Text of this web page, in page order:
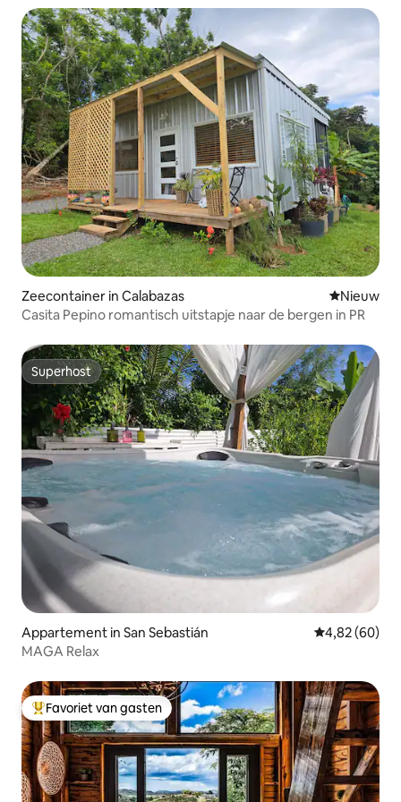
Zeecontainer in Calabazas Nieuwe
Nieuw
Casita Pepino romantisch uitstapje naar de bergen in PR
Superhost
Superhost
Appartement in San Sebastián Gemiddelde
4,82 (60)
MAGA Relax
Topfavoriet van gasten
Favoriet van gasten